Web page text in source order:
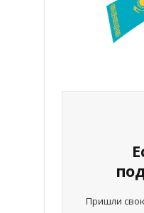
Пришли